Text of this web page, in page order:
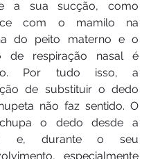
a sua sucção, como
com o mamilo na
do peito materno e o
de respiração nasal é
Por tudo isso, a
de substituir o dedo
não faz sentido. O
o dedo desde a
e, durante o seu
especialmente